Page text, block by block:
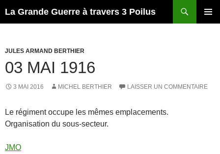
La Grande Guerre à travers 3 Poilus
JULES ARMAND BERTHIER
03 MAI 1916
3 MAI 2016 MICHEL BERTHIER LAISSER UN COMMENTAIRE
Le régiment occupe les mêmes emplacements.
Organisation du sous-secteur.
JMO